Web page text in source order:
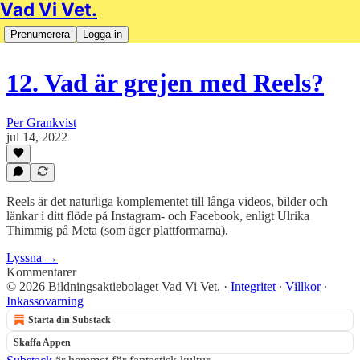
Vad Vi Vet.
Prenumerera Logga in
12. Vad är grejen med Reels?
Per Grankvist
jul 14, 2022
Reels är det naturliga komplementet till långa videos, bilder och
länkar i ditt flöde på Instagram- och Facebook, enligt Ulrika
Thimmig på Meta (som äger plattformarna).
Lyssna →
Kommentarer
© 2026 Bildningsaktiebolaget Vad Vi Vet. · Integritet ∙ Villkor∙
Inkassovarning
Starta din Substack
Skaffa Appen